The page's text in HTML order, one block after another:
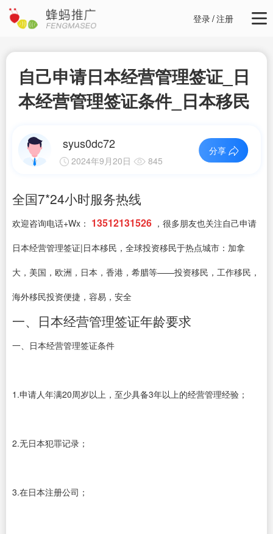
登录/注册
自己申请日本经营管理签证_日
本经营管理签证条件_日本移民
syus0dc72
2024年9月20日 845
分享
全国7*24小时服务热线
欢迎咨询电话+Wx： 13512131526 ，很多朋友也关注自己申请
日本经营管理签证|日本移民，全球投资移民于热点城市：加拿
大，美国，欧洲，日本，香港，希腊等——投资移民，工作移民，
海外移民投资便捷，容易，安全
一、日本经营管理签证年龄要求
一、日本经营管理签证条件
1.申请人年满20周岁以上，至少具备3年以上的经营管理经验；
2.无日本犯罪记录；
3.在日本注册公司；